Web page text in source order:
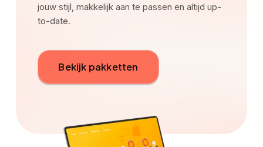
jouw stijl, makkelijk aan te passen en altijd up-
to-date.
Bekijk pakketten